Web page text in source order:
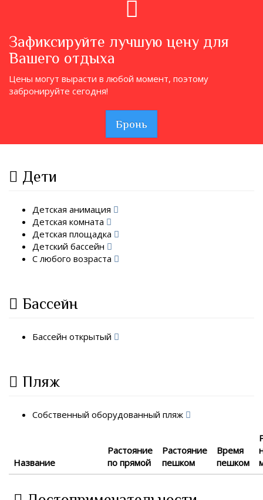
Зафиксируйте лучшую цену для
Вашего отдыха
Цены могут вырасти в любой момент, поэтому
забронируйте сегодня!
Бронь
Дети
Детская анимация
Детская комната
Детская площадка
Детский бассейн
С любого возраста
Бассейн
Бассейн открытый
Пляж
Собственный оборудованный пляж
Название
Растояние
по прямой
Растояние
пешком
Время
пешком